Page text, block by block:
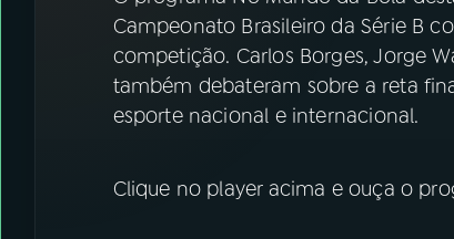
YouTube Facebook
Instagram X
Campeonato Brasileiro da Série B
competição. Carlos Borges, Jorge
também debateram sobre a reta
esporte nacional e internacional.
Clique no player acima e ouça o